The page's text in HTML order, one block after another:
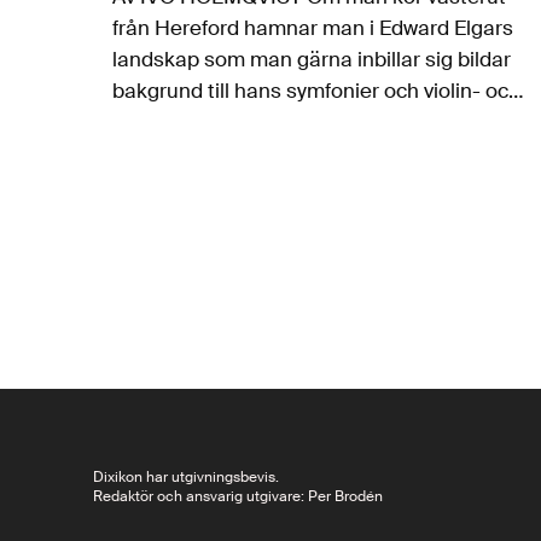
från Hereford hamnar man i Edward Elgars
landskap som man gärna inbillar sig bildar
bakgrund till hans symfonier och violin- och
Dixikon har utgivningsbevis.
Redaktör och ansvarig utgivare: Per Brodén